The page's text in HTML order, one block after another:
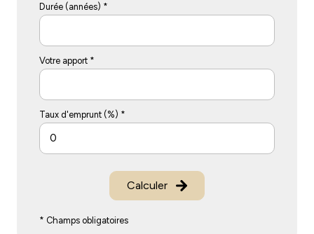
Durée (années) *
Votre apport *
Taux d'emprunt (%) *
Calculer
* Champs obligatoires